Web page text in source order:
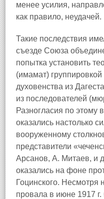
менее усилия,
как правило, неудачей.
Такие последствия
съезде Союза
попытка установить
(имамат)
духовенства из
из последователей
Разногласия по этому
оказались настолько
вооруженному
представители
Арсанов, А. Митаев, и
оказались на фоне
Гоцинского. Несмотря
провала в июне 1917